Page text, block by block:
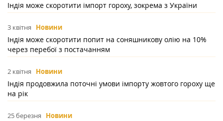
Індія може скоротити імпорт гороху, зокрема з України
3 квітня Новини
Індія може скоротити попит на соняшникову олію на 10%
через перебої з постачанням
2 квітня Новини
Індія продовжила поточні умови імпорту жовтого гороху ще
на рік
25 березня Новини